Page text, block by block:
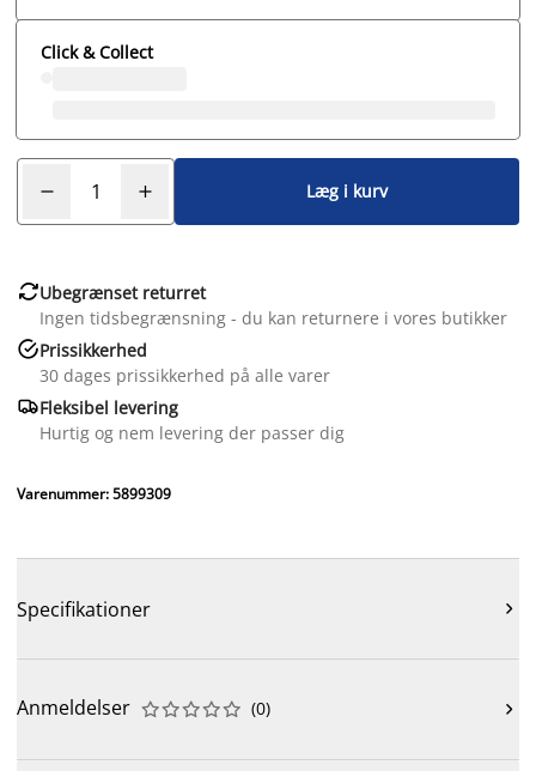
Click & Collect
Læg i kurv
Ubegrænset returret
Ingen tidsbegrænsning - du kan returnere i vores butikker
Prissikkerhed
30 dages prissikkerhed på alle varer
Fleksibel levering
Hurtig og nem levering der passer dig
Varenummer: 5899309
Specifikationer 
Anmeldelser 




 (0) 